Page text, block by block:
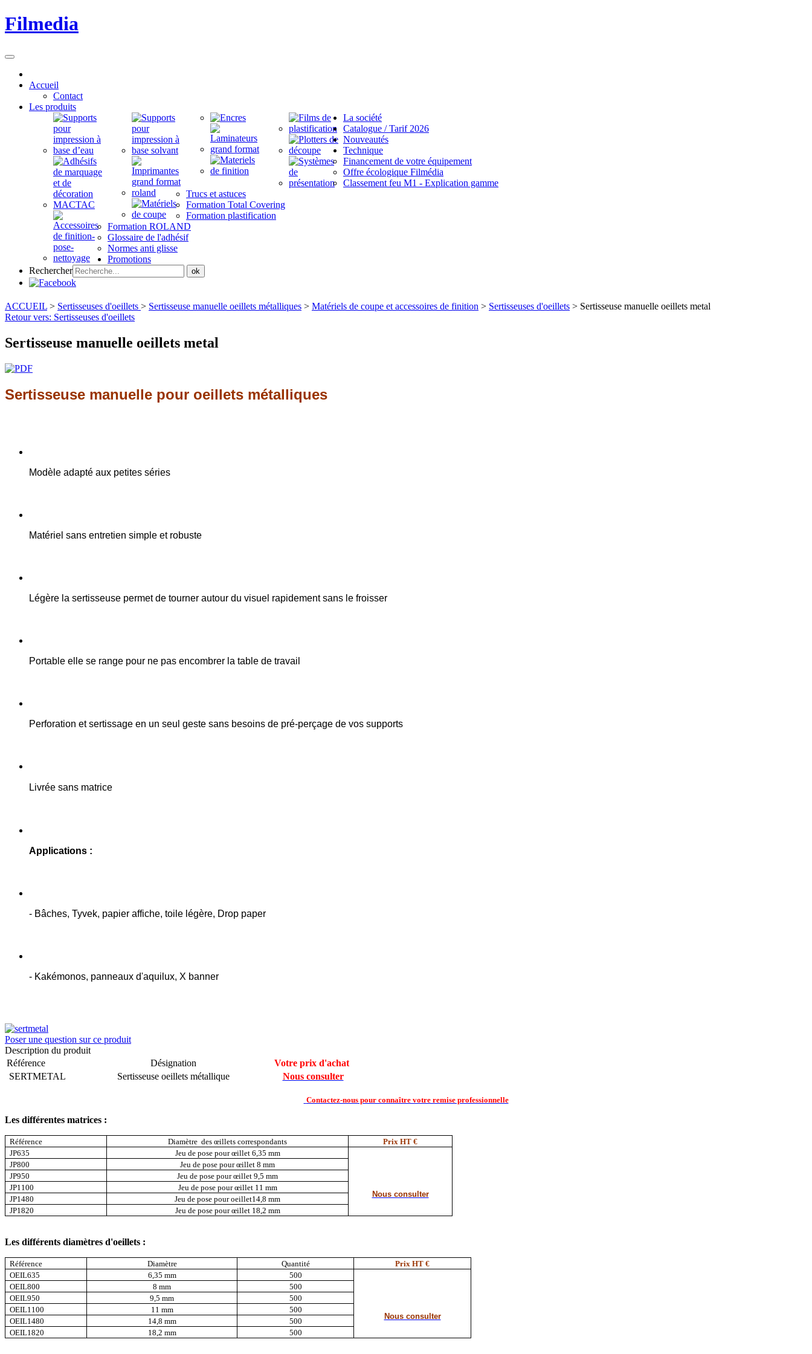
Filmedia
Accueil
Contact
Les produits
La société
Catalogue / Tarif 2026
Nouveautés
Technique
Financement de votre équipement
Offre écologique Filmédia
Classement feu M1 - Explication gamme
Trucs et astuces
Formation Total Covering
Formation plastification
Formation ROLAND
Glossaire de l'adhésif
Normes anti glisse
Promotions
Rechercher
ok
ACCUEIL > Sertisseuses d'oeillets > Sertisseuse manuelle oeillets métalliques > Matériels de coupe et accessoires de finition > Sertisseuses d'oeillets > Sertisseuse manuelle oeillets metal
Retour vers: Sertisseuses d'oeillets
Sertisseuse manuelle oeillets metal
Sertisseuse manuelle pour oeillets métalliques
Modèle adapté aux petites séries
Matériel sans entretien simple et robuste
Légère la sertisseuse permet de tourner autour du visuel rapidement sans le froisser
Portable elle se range pour ne pas encombrer la table de travail
Perforation et sertissage en un seul geste sans besoins de pré-perçage de vos supports
Livrée sans matrice
Applications :
- Bâches, Tyvek, papier affiche, toile légère, Drop paper
- Kakémonos, panneaux d'aquilux, X banner
Poser une question sur ce produit
Description du produit
Référence
Désignation
Votre prix d'achat
SERTMETAL
Sertisseuse oeillets métallique Nous consulter
Contactez-nous pour connaître votre remise professionnelle
Les différentes matrices :
Référence Diamètre des œillets correspondants
Prix HT €
JP635
Jeu de pose pour œillet 6,35 mm
Nous consulter
JP800
Jeu de pose pour œillet 8 mm
JP950
Jeu de pose pour œillet 9,5 mm
JP1100
Jeu de pose pour œillet 11 mm
JP1480
Jeu de pose pour oeillet14,8 mm
JP1820
Jeu de pose pour œillet 18,2 mm
Les différents diamètres d'oeillets :
Référence Diamètre Quantité
Prix HT €
OEIL635
6,35 mm 500
Nous consulter
OEIL800 8 mm
500
OEIL950
9,5 mm
500
OEIL1100
11 mm
500
OEIL1480
14,8 mm
500
OEIL1820
18,2 mm 500